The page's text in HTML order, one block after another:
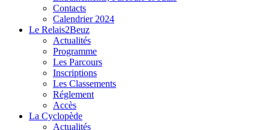
Contacts
Calendrier 2024
Le Relais2Beuz
Actualités
Programme
Les Parcours
Inscriptions
Les Classements
Réglement
Accès
La Cyclopède
Actualités